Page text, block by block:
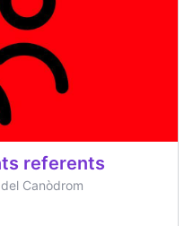
referents
Canòdrom